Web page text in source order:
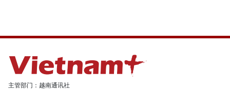
主管部门：越南通讯社